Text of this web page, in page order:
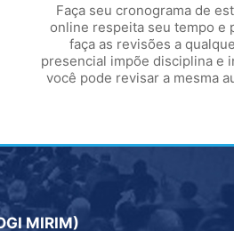
Faça seu cronograma de
online respeita seu tempo e
faça as revisões a
presencial impõe disciplina e
você pode revisar a mesma
MIRIM)